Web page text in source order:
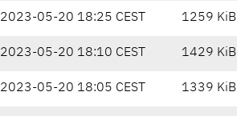
2023-05-20 18:25 CEST 1259 KiB
2023-05-20 18:10 CEST 1429 KiB
2023-05-20 18:05 CEST 1339 KiB